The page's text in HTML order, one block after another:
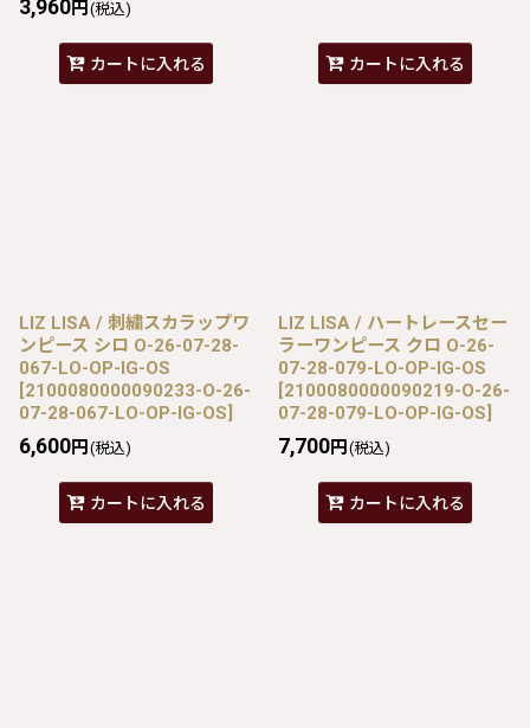
3,960円 (税込)
カートに入れる カートに入れる
LIZ LISA / 刺繍スカラップワ
ンピース シロ O-26-07-28-
067-LO-OP-IG-OS
[2100080000090233-O-26-
07-28-067-LO-OP-IG-OS]
6,600円 (税込)
カートに入れる
LIZ LISA / ハートレースセー
ラーワンピース クロ O-26-
07-28-079-LO-OP-IG-OS
[2100080000090219-O-26-
07-28-079-LO-OP-IG-OS]
7,700円 (税込)
カートに入れる